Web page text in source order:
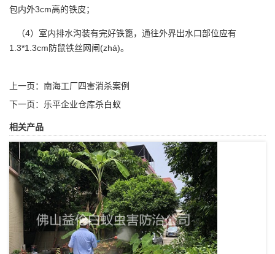
包内外3cm高的铁皮；
（4）室内排水沟装有完好铁篦，通往外界出水口部位应有
1.3*1.3cm防鼠铁丝网闸(zhá)。
上一页： 南海工厂四害消杀案例
下一页： 乐平企业仓库杀白蚁
相关产品